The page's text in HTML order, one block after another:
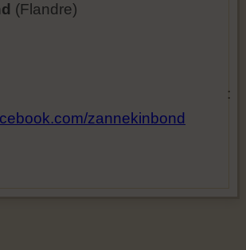
(Flandre)
zannekinbond